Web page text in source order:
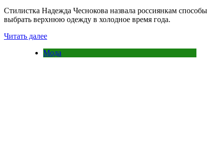
Стилистка Надежда Чеснокова назвала россиянкам способы
выбрать верхнюю одежду в холодное время года.
Читать далее
Мода